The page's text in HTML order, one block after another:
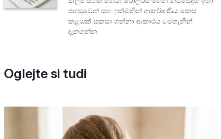
පහසුවෙන් සහ ඉක්මනින් ආකර්ෂණීය කෙස්
කළඹක් සකසා ගන්නා ආකාරය මෙතැනින්
දැනගන්න.
Oglejte si tudi